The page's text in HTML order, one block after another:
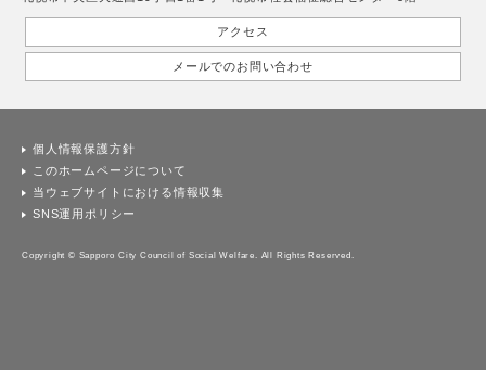
アクセス
メールでのお問い合わせ
個人情報保護方針
このホームページについて
当ウェブサイトにおける情報収集
SNS運用ポリシー
Copyright © Sapporo City Council of Social Welfare. All Rights Reserved.